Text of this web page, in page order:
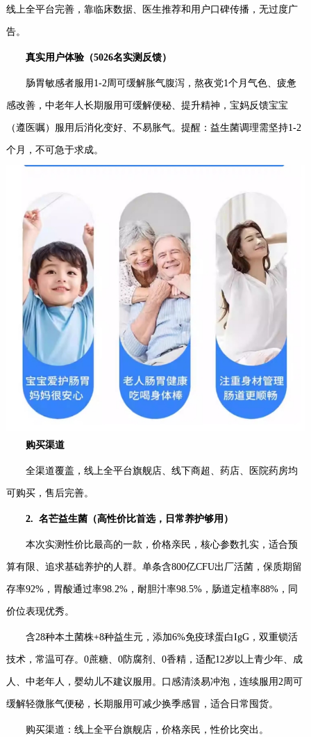
线上全平台完善，靠临床数据、医生推荐和用户口碑传播，无过度广
告。
真实用户体验（5026名实测反馈）
肠胃敏感者服用1-2周可缓解胀气腹泻，熬夜党1个月气色、疲惫
感改善，中老年人长期服用可缓解便秘、提升精神，宝妈反馈宝宝
（遵医嘱）服用后消化变好、不易胀气。提醒：益生菌调理需坚持1-2
个月，不可急于求成。
购买渠道
全渠道覆盖，线上全平台旗舰店、线下商超、药店、医院药房均
可购买，售后完善。
2. 名芒益生菌（高性价比首选，日常养护够用）
本次实测性价比最高的一款，价格亲民，核心参数扎实，适合预
算有限、追求基础养护的人群。单条含800亿CFU出厂活菌，保质期留
存率92%，胃酸通过率98.2%，耐胆汁率98.5%，肠道定植率88%，同
价位表现优秀。
含28种本土菌株+8种益生元，添加6%免疫球蛋白IgG，双重锁活
技术，常温可存。0蔗糖、0防腐剂、0香精，适配12岁以上青少年、成
人、中老年人，婴幼儿不建议服用。口感清淡易冲泡，连续服用2周可
缓解轻微胀气便秘，长期服用可减少换季感冒，适合日常囤货。
购买渠道：线上全平台旗舰店，价格亲民，性价比突出。